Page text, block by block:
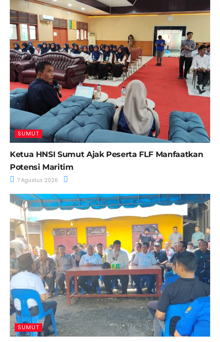
SUMUT
Ketua HNSI Sumut Ajak Peserta FLF Manfaatkan
Potensi Maritim
7 Agustus 2026
SUMUT